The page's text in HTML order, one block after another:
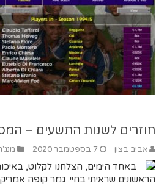
חוזרים לשנות התשעים –
אביב בצון 7 בספטמבר 2020
באחד הימים, הצלחנו לקלוט,